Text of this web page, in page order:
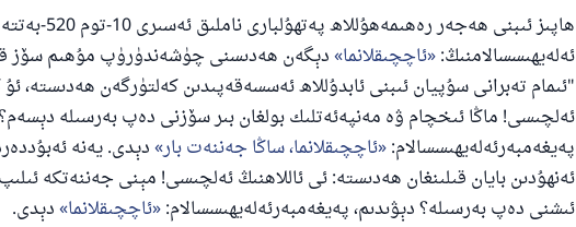
ھاپىز ئىبنى ھەجەر
ئەلەيھىسسالامنىڭ: ئاچچىقلانما دېگەن ھەدىسنى چۈشەندۈرۈپ مۇھىم سۆز
"ئىمام تەبرانى سۇپيان ئىبنى ئابدۇللاھ ئەسسەقەپىدىن كەلتۈرگەن ھەدىستە،
ئەلچىسى! ماڭا ئىخچام ۋە مەنپەئەتلىك بولغان بىر سۆزنى دەپ بەرسىلە
پەيغەمبەرئەلەيھىسسالام: ئاچچىقلانما، ساڭا جەننەت بار دېدى. يەنە
ئەنھۇدىن بايان قىلىنغان ھەدىستە: ئى ئاللاھنىڭ ئەلچىسى! مېنى جەننەتكە
ئىشنى دەپ بەرسىلە؟ دېۋىدىم، پەيغەمبەرئەلەيھىسسالام: ئاچچىقلانما دېدى.